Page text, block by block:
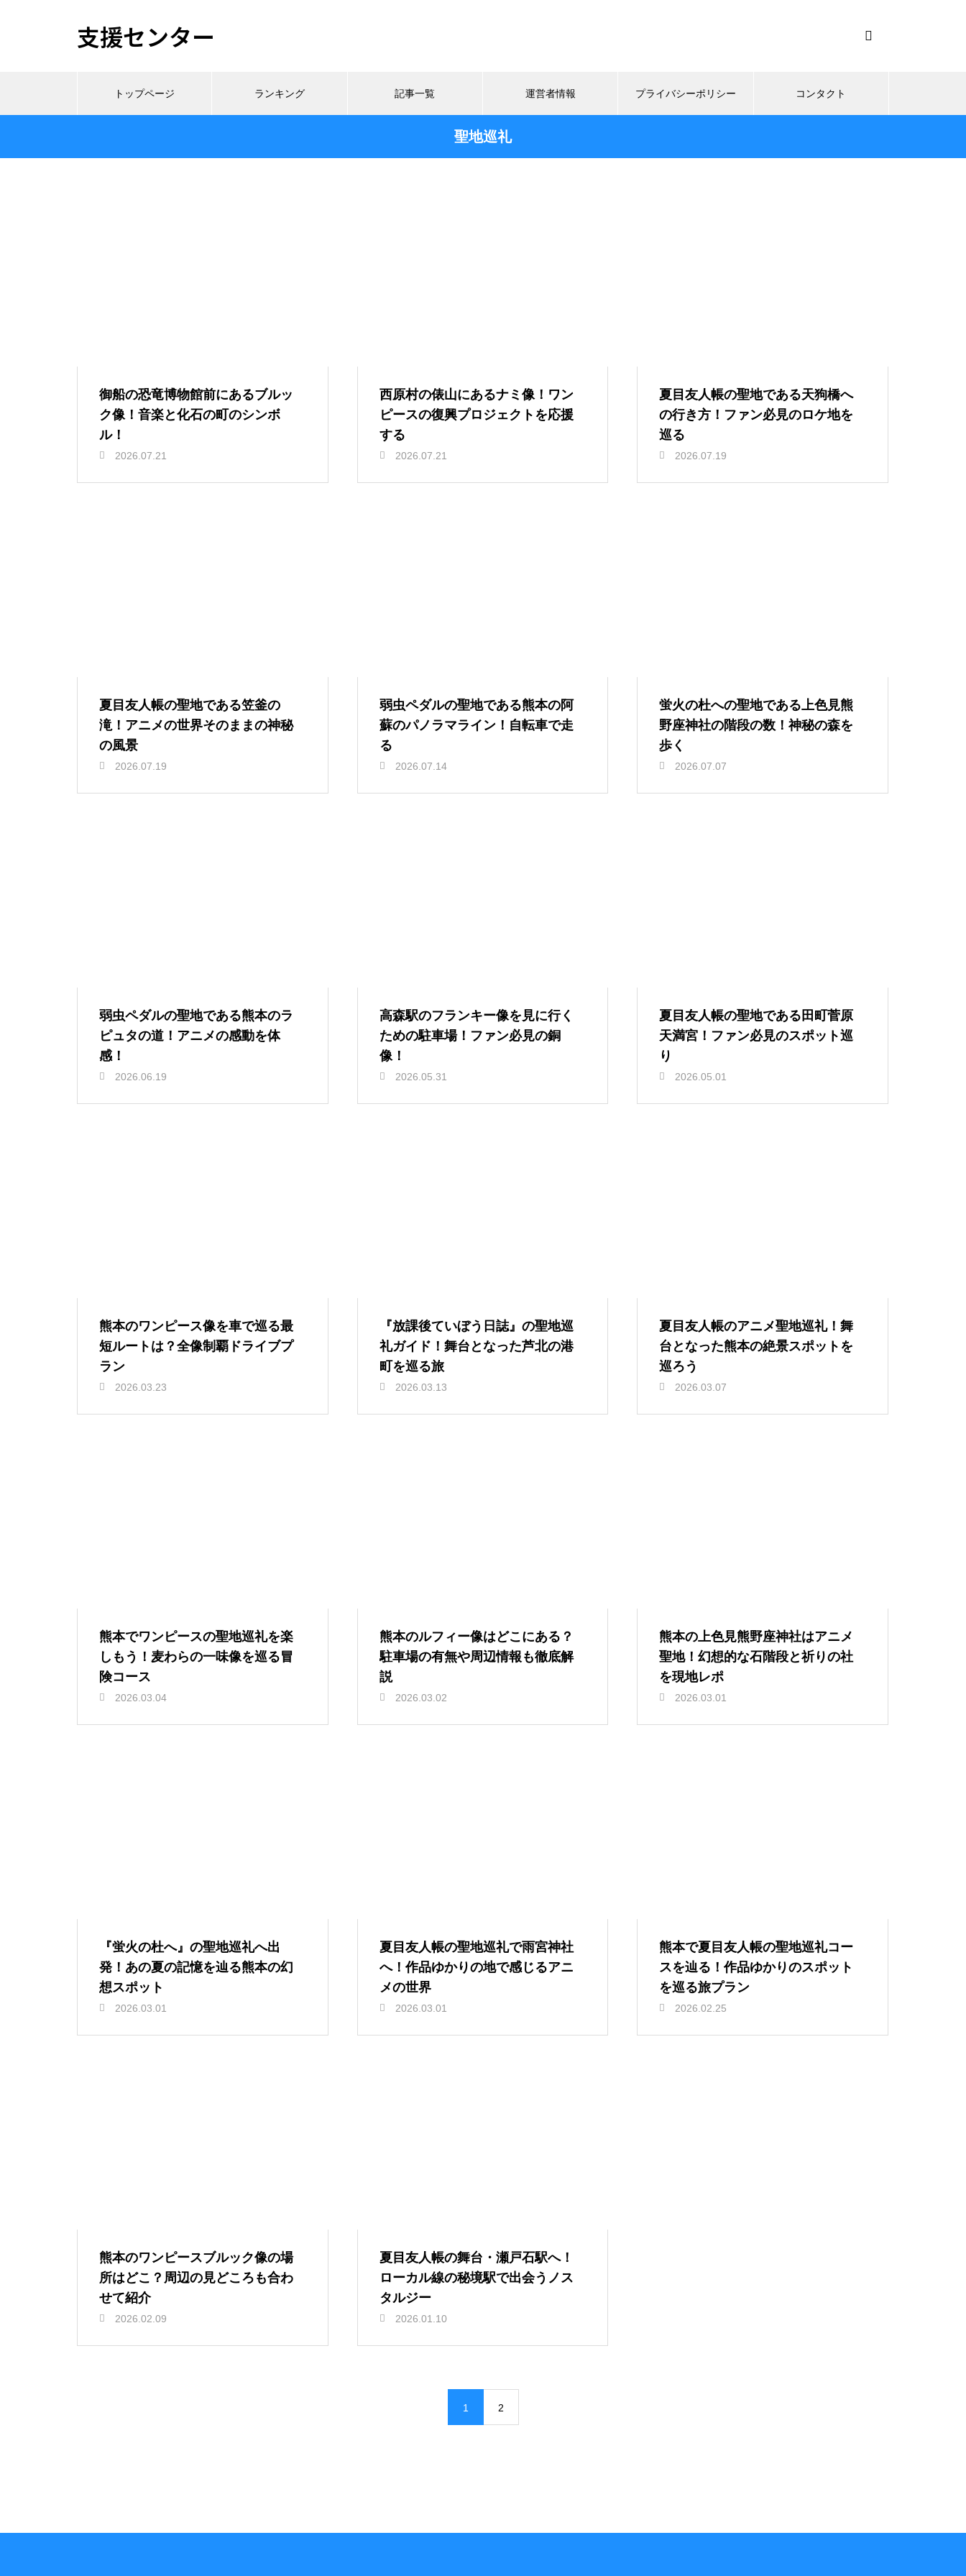
支援センター
トップページ ランキング 記事一覧 運営者情報 プライバシーポリシー コンタクト
聖地巡礼
御船の恐竜博物館前にあるブルッ
ク像！音楽と化石の町のシンボ
ル！
2026.07.21
西原村の俵山にあるナミ像！ワン
ピースの復興プロジェクトを応援
する
2026.07.21
夏目友人帳の聖地である天狗橋へ
の行き方！ファン必見のロケ地を
巡る
2026.07.19
夏目友人帳の聖地である笠釜の
滝！アニメの世界そのままの神秘
の風景
2026.07.19
弱虫ペダルの聖地である熊本の阿
蘇のパノラマライン！自転車で走
る
2026.07.14
蛍火の杜への聖地である上色見熊
野座神社の階段の数！神秘の森を
歩く
2026.07.07
弱虫ペダルの聖地である熊本のラ
ピュタの道！アニメの感動を体
感！
2026.06.19
高森駅のフランキー像を見に行く
ための駐車場！ファン必見の銅
像！
2026.05.31
夏目友人帳の聖地である田町菅原
天満宮！ファン必見のスポット巡
り
2026.05.01
熊本のワンピース像を車で巡る最
短ルートは？全像制覇ドライブプ
ラン
2026.03.23
『放課後ていぼう日誌』の聖地巡
礼ガイド！舞台となった芦北の港
町を巡る旅
2026.03.13
夏目友人帳のアニメ聖地巡礼！舞
台となった熊本の絶景スポットを
巡ろう
2026.03.07
熊本でワンピースの聖地巡礼を楽
しもう！麦わらの一味像を巡る冒
険コース
2026.03.04
熊本のルフィー像はどこにある？
駐車場の有無や周辺情報も徹底解
説
2026.03.02
熊本の上色見熊野座神社はアニメ
聖地！幻想的な石階段と祈りの社
を現地レポ
2026.03.01
『蛍火の杜へ』の聖地巡礼へ出
発！あの夏の記憶を辿る熊本の幻
想スポット
2026.03.01
夏目友人帳の聖地巡礼で雨宮神社
へ！作品ゆかりの地で感じるアニ
メの世界
2026.03.01
熊本で夏目友人帳の聖地巡礼コー
スを辿る！作品ゆかりのスポット
を巡る旅プラン
2026.02.25
熊本のワンピースブルック像の場
所はどこ？周辺の見どころも合わ
せて紹介
2026.02.09
夏目友人帳の舞台・瀬戸石駅へ！
ローカル線の秘境駅で出会うノス
タルジー
2026.01.10
1 2